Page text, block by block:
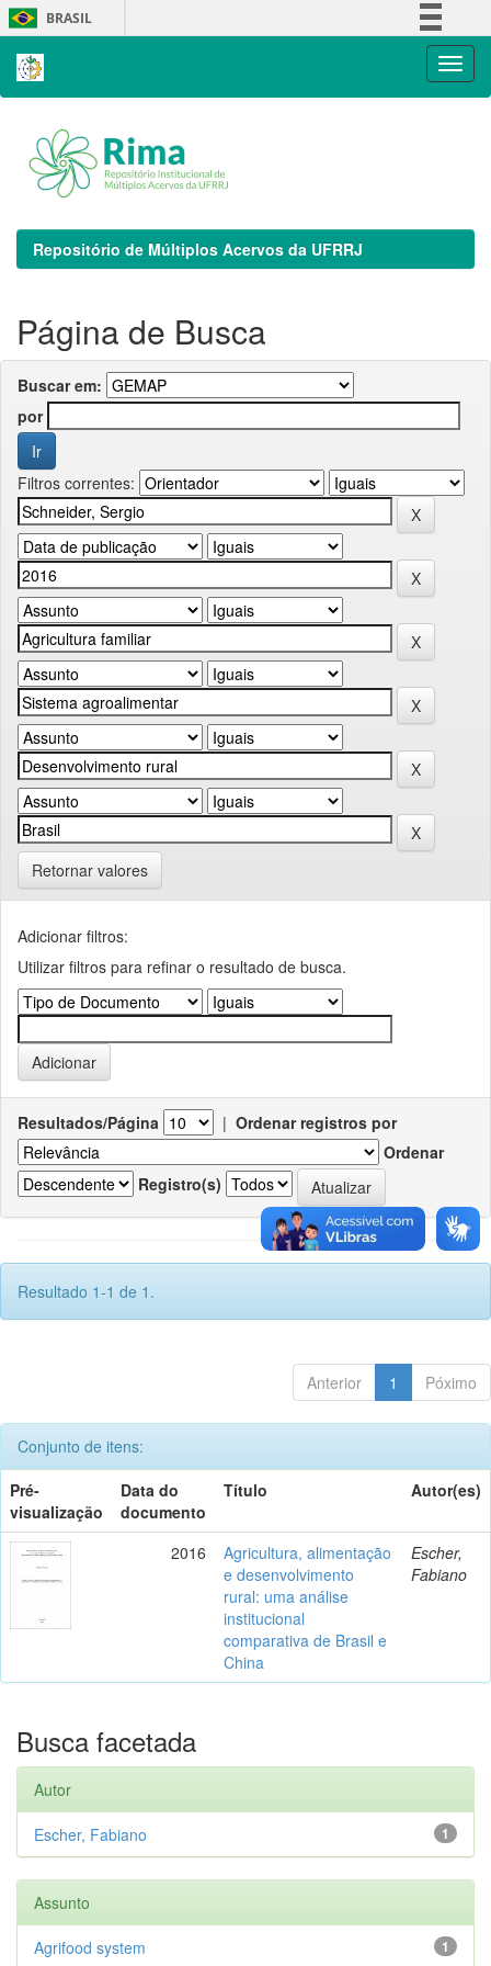
Skip
navigation
BRASIL
Repositório de Múltiplos Acervos da UFRRJ
Página de Busca
Buscar em:
por
Filtros correntes:
Retornar valores
Adicionar filtros:
Utilizar filtros para refinar o resultado de busca.
Resultados/Página | Ordenar registros por
Ordenar
Registro(s)
Resultado 1-1 de 1.
Anterior 1 Póximo
Conjunto de itens:
Pré-
visualização
Data do
documento
Título Autor(es)
2016
Agricultura, alimentação
e desenvolvimento
rural: uma análise
institucional
comparativa de Brasil e
China
Escher,
Fabiano
Busca facetada
Autor
1
Escher, Fabiano
Assunto
1
Agrifood system